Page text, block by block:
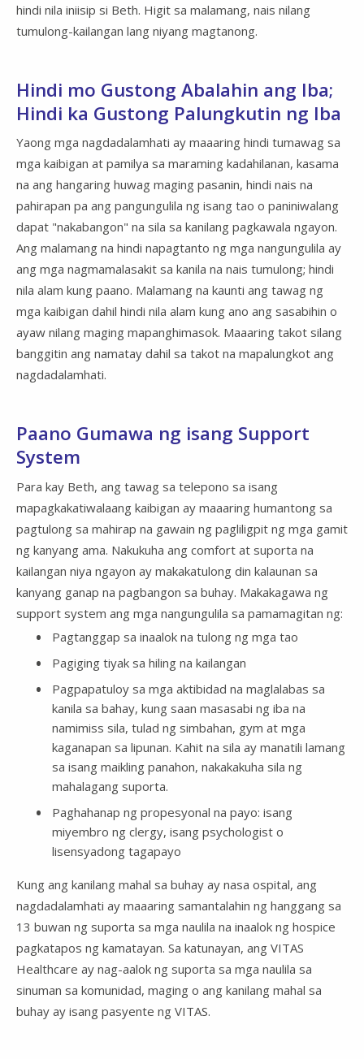
hindi nila iniisip si Beth. Higit sa malamang, nais nilang
tumulong-kailangan lang niyang magtanong.
Hindi mo Gustong Abalahin ang Iba;
Hindi ka Gustong Palungkutin ng Iba
Yaong mga nagdadalamhati ay maaaring hindi tumawag sa
mga kaibigan at pamilya sa maraming kadahilanan, kasama
na ang hangaring huwag maging pasanin, hindi nais na
pahirapan pa ang pangungulila ng isang tao o paniniwalang
dapat "nakabangon" na sila sa kanilang pagkawala ngayon.
Ang malamang na hindi napagtanto ng mga nangungulila ay
ang mga nagmamalasakit sa kanila na nais tumulong; hindi
nila alam kung paano. Malamang na kaunti ang tawag ng
mga kaibigan dahil hindi nila alam kung ano ang sasabihin o
ayaw nilang maging mapanghimasok. Maaaring takot silang
banggitin ang namatay dahil sa takot na mapalungkot ang
nagdadalamhati.
Paano Gumawa ng isang Support
System
Para kay Beth, ang tawag sa telepono sa isang
mapagkakatiwalaang kaibigan ay maaaring humantong sa
pagtulong sa mahirap na gawain ng pagliligpit ng mga gamit
ng kanyang ama. Nakukuha ang comfort at suporta na
kailangan niya ngayon ay makakatulong din kalaunan sa
kanyang ganap na pagbangon sa buhay. Makakagawa ng
support system ang mga nangungulila sa pamamagitan ng:
Pagtanggap sa inaalok na tulong ng mga tao
Pagiging tiyak sa hiling na kailangan
Pagpapatuloy sa mga aktibidad na maglalabas sa
kanila sa bahay, kung saan masasabi ng iba na
namimiss sila, tulad ng simbahan, gym at mga
kaganapan sa lipunan. Kahit na sila ay manatili lamang
sa isang maikling panahon, nakakakuha sila ng
mahalagang suporta.
Paghahanap ng propesyonal na payo: isang
miyembro ng clergy, isang psychologist o
lisensyadong tagapayo
Kung ang kanilang mahal sa buhay ay nasa ospital, ang
nagdadalamhati ay maaaring samantalahin ng hanggang sa
13 buwan ng suporta sa mga naulila na inaalok ng hospice
pagkatapos ng kamatayan. Sa katunayan, ang VITAS
Healthcare ay nag-aalok ng suporta sa mga naulila sa
sinuman sa komunidad, maging o ang kanilang mahal sa
buhay ay isang pasyente ng VITAS.